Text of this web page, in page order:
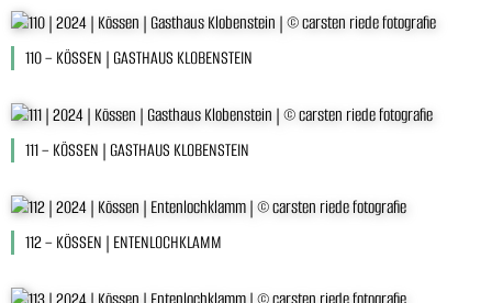
110 – KÖSSEN | GASTHAUS KLOBENSTEIN
111 – KÖSSEN | GASTHAUS KLOBENSTEIN
112 – KÖSSEN | ENTENLOCHKLAMM